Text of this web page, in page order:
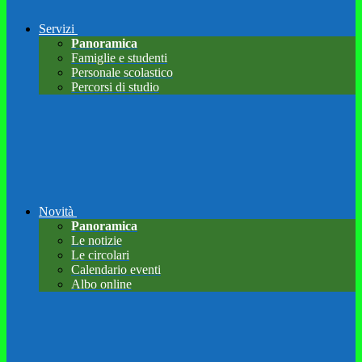
Servizi
Panoramica
Famiglie e studenti
Personale scolastico
Percorsi di studio
Novità
Panoramica
Le notizie
Le circolari
Calendario eventi
Albo online